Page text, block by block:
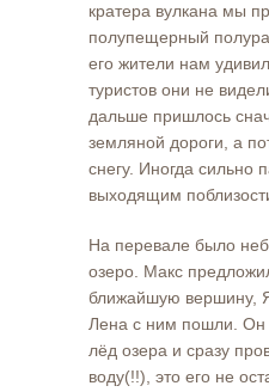
кратера вулкана мы
полупещерный
его жители нам
туристов они не
дальше пришлось
земляной дороги, а
снегу. Иногда сильно
выходящим
На перевале было
озеро. Макс
ближайшую вершину,
Лена с ним пошли. Он
лёд озера и сразу
воду(!!), это его не